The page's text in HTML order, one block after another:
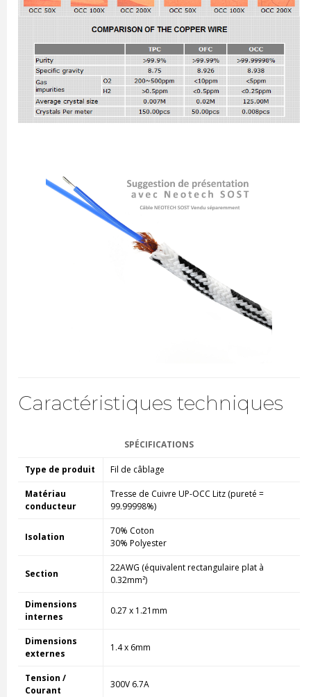
Caractéristiques techniques
SPÉCIFICATIONS
Type de produit Fil de câblage
Matériau
conducteur
Tresse de Cuivre UP-OCC Litz (pureté =
99.99998%)
Isolation
70% Coton
30% Polyester
Section
22AWG (équivalent rectangulaire plat à
0.32mm²)
Dimensions
internes
0.27 x 1.21mm
Dimensions
externes
1.4 x 6mm
Tension /
Courant
300V 6.7A